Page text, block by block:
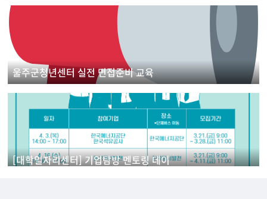
울주군청년센터 실전 면접준비 교육
[대학일자리센터] 기업탐방 멘토링 데이